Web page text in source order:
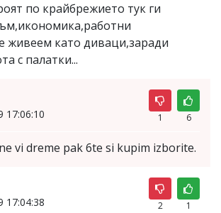
по крайбрежието тук ги
живеем като диваци,заради
с палатки...
17:06:10 1 6
vi dreme pak 6te si kupim izborite.
17:04:38 2 1